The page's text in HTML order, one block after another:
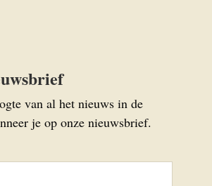
van al het nieuws in de
je op onze nieuwsbrief.